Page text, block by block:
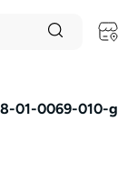
01-0069-010-g